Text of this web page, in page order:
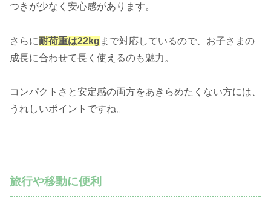
つきが少なく安心感があります。
さらに耐荷重は22kg まで対応しているので、お子さまの
成長に合わせて長く使えるのも魅力。
コンパクトさと安定感の両方をあきらめたくない方には、
うれしいポイントですね。
旅行や移動に便利